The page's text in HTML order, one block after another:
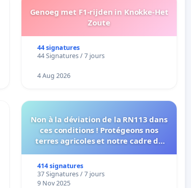
Genoeg met F1-rijden in Knokke-Het
Zoute
44 signatures
44 Signatures / 7 jours
4 Aug 2026
Non à la déviation de la RN113 dans
ces conditions ! Protégeons nos
terres agricoles et notre cadre de
414 signatures
37 Signatures / 7 jours
9 Nov 2025